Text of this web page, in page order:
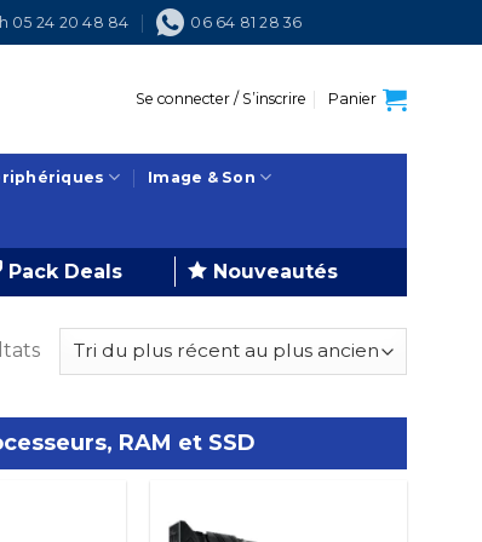
05 24 20 48 84 06 64 81 28 36
Se connecter / S’inscrire Panier
Image & Son
Pack Deals Nouveautés
Trié
du
récent
au
RAM et SSD